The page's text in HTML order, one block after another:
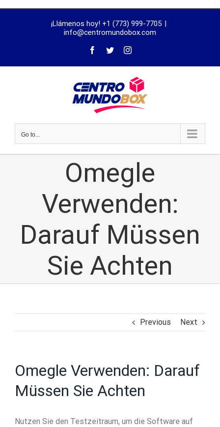
¡Llámenos hoy! +1 (773) 999-7705 |
info@centromundobox.com
Go to...
Omegle
Verwenden:
Darauf Müssen
Sie Achten
Previous Next
Omegle Verwenden: Darauf
Müssen Sie Achten
Nutzen Sie den Testzeitraum, um die Software auf